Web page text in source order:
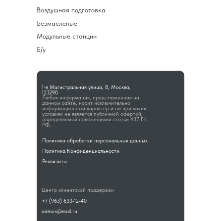
Любая информация, представленная на
данном сайте, носит исключительно
информационный характер и ни при каких
условиях не является публичной офертой,
определяемой положениями статьи 437 ГК
РФ.
1-я Магистральная улица, 8, Москва,
123290
Воздушная подготовка
Безмасленые
Модульные станции
Б/у
Политика обработки персональных данных
Политика Конфиденциальности
Реквизиты
Центр клиентской поддержки
+7 (963) 633-12-40
airmos@mail.ru